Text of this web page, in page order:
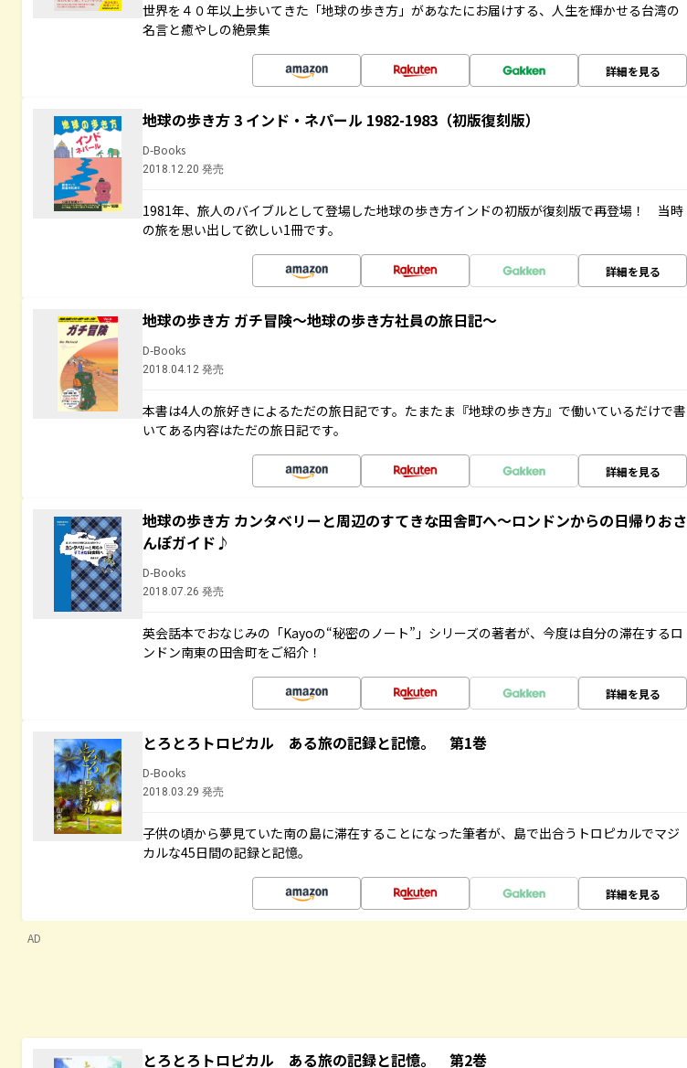
世界を４０年以上歩いてきた「地球の歩き方」があなたにお届けする、人生を輝かせる台湾の
名言と癒やしの絶景集
詳細を見る
地球の歩き方 3 インド・ネパール 1982-1983（初版復刻版）
D-Books
2018.12.20 発売
1981年、旅人のバイブルとして登場した地球の歩き方インドの初版が復刻版で再登場！ 当時
の旅を思い出して欲しい1冊です。
詳細を見る
地球の歩き方 ガチ冒険～地球の歩き方社員の旅日記～
D-Books
2018.04.12 発売
本書は4人の旅好きによるただの旅日記です。たまたま『地球の歩き方』で働いているだけで書
いてある内容はただの旅日記です。
詳細を見る
地球の歩き方 カンタベリーと周辺のすてきな田舎町へ～ロンドンからの日帰りおさ
んぽガイド♪
D-Books
2018.07.26 発売
英会話本でおなじみの「Kayoの“秘密のノート”」シリーズの著者が、今度は自分の滞在するロ
ンドン南東の田舎町をご紹介！
詳細を見る
とろとろトロピカル ある旅の記録と記憶。 第1巻
D-Books
2018.03.29 発売
子供の頃から夢見ていた南の島に滞在することになった筆者が、島で出合うトロピカルでマジ
カルな45日間の記録と記憶。
詳細を見る
AD
とろとろトロピカル ある旅の記録と記憶。 第2巻